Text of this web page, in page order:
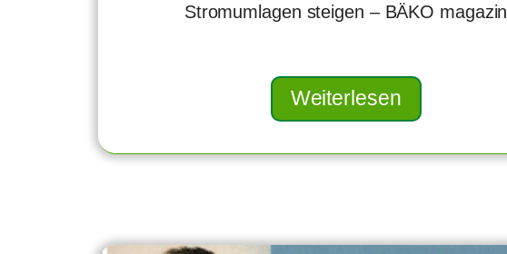
Stromumlagen steigen – BÄKO magazin
Weiterlesen